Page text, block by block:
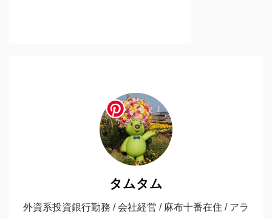
タムタム
外資系投資銀行勤務 / 会社経営 / 麻布十番在住 / アラ